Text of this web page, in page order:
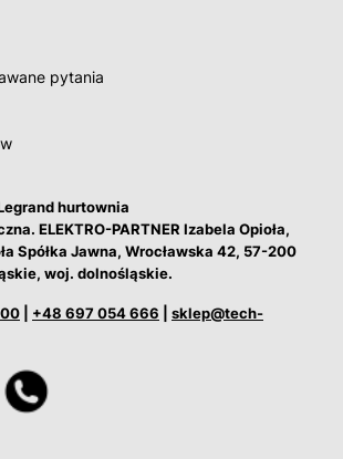
pytania
hurtownia
ELEKTRO-PARTNER Izabela Opioła,
Spółka Jawna, Wrocławska 42, 57-200
woj. dolnośląskie.
+48 697 054 666
sklep@tech-